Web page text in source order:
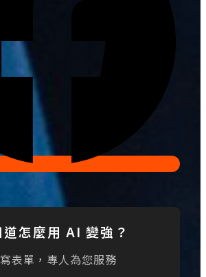
道怎麼用 AI 變強？
表單，專人為您服務